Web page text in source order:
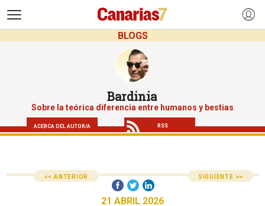
BLOGS
Bardinia
Sobre la teórica diferencia entre humanos y bestias
ACERCA DEL AUTOR/A RSS
<< ANTERIOR SIGUIENTE >>
21 ABRIL 2026